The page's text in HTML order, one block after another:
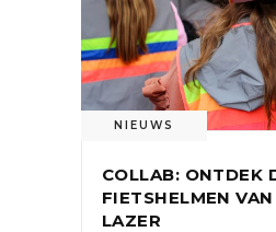
NIEUWS
COLLAB: ONTDEK
FIETSHELMEN
LAZER